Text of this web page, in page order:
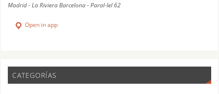
Madrid - La Riviera Barcelona - Paral-lel 62
Open in app
CATEGORÍAS